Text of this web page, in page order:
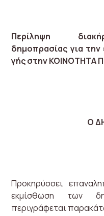
Περίληψη
δημοπρασίας για την
γής στην ΚΟΙΝΟΤΗΤΑ
Ο
Προκηρύσσει
εκμίσθωση των
περιγράφεται